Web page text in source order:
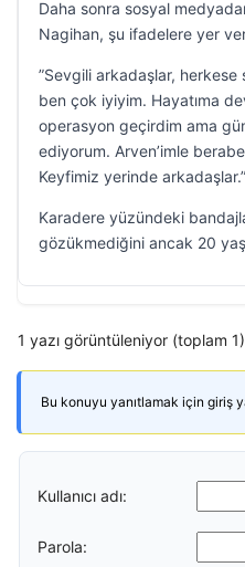
Daha sonra sosyal
Nagihan, şu ifadelere yer
”Sevgili arkadaşlar,
ben çok iyiyim. Hayatıma
operasyon geçirdim ama
ediyorum. Arven’imle
Keyfimiz yerinde arkadaşlar.”
Karadere yüzündeki
gözükmediğini ancak 20
1 yazı görüntüleniyor (toplam 1)
Bu konuyu yanıtlamak için giriş
Kullanıcı adı:
Parola: